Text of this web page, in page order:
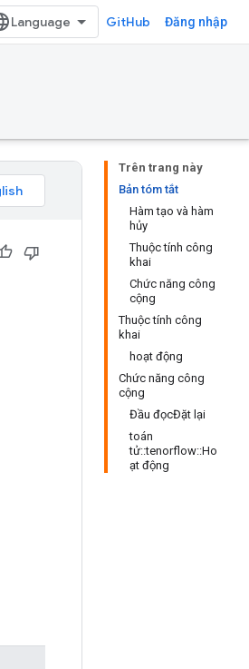
GitHub Đăng nhập
Trên trang này
Bản tóm tắt
Hàm tạo và hàm
hủy
Thuộc tính công
khai
Chức năng công
cộng
Thuộc tính công
khai
hoạt động
Chức năng công
cộng
Đầu đọcĐặt lại
toán
tử::tenorflow::Ho
ạt động